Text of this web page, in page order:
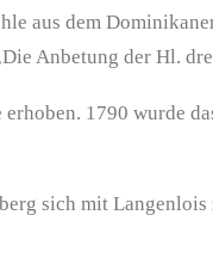
aus dem
Anbetung der Hl.
1790 wurde
sich mit Langenlois